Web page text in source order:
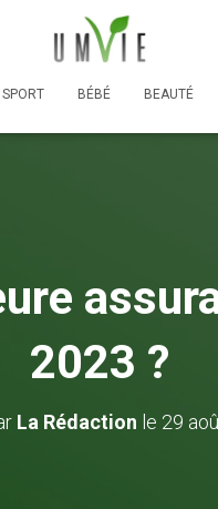
SPORT BÉBÉ BEAUTÉ
2023 ?
La Rédaction le 29